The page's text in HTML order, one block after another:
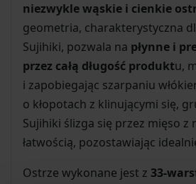
niezwykle wąskie i cienkie
geometria, charakterystyczna
Sujihiki, pozwala na płynne i
przez całą długość produktu,
i zapobiegając szarpaniu
o kłopotach z klinującymi się,
Sujihiki ślizga się przez mięso z
łatwością, pozostawiając
Ostrze wykonane jest z 33-